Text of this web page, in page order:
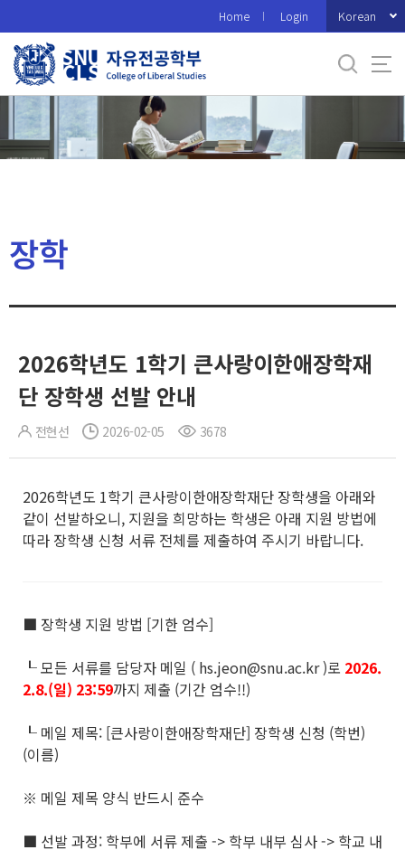
로
메
Home Login Korean
장학
2026학년도 1학기 큰사랑이한애장학재
단 장학생 선발 안내
전현선 2026-02-05 3678
2026학년도 1학기 큰사랑이한애장학재단 장학생을 아래와
같이 선발하오니, 지원을 희망하는 학생은 아래 지원 방법에
따라 장학생 신청 서류 전체를 제출하여 주시기 바랍니다.
■ 장학생 지원 방법 [기한 엄수]
┖ 모든 서류를 담당자 메일 ( hs.jeon@snu.ac.kr )로 2026.
2.8.(일) 23:59까지 제출 (기간 엄수!!)
┖ 메일 제목: [큰사랑이한애장학재단] 장학생 신청 (학번)
(이름)
※ 메일 제목 양식 반드시 준수
■ 선발 과정: 학부에 서류 제출 -> 학부 내부 심사 -> 학교 내